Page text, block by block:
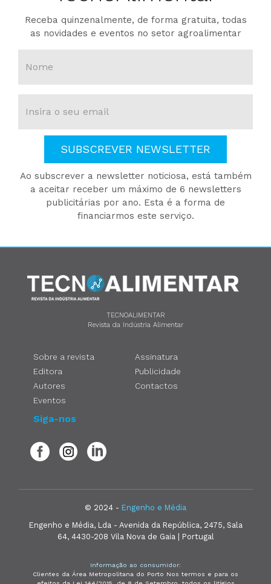
Receba quinzenalmente, de forma gratuita, todas
as novidades e eventos no setor agroalimentar
SUBSCREVER NEWSLETTER
Ao subscrever a newsletter noticiosa, está também
a aceitar receber um máximo de 6 newsletters
publicitárias por ano. Esta é a forma de
financiarmos este serviço.
TECNOALIMENTAR
Revista da Indústria Alimentar
Sobre a revista
Editora
Autores
Eventos
Assinatura
Publicidade
Contactos
Siga-nos
© 2024 - Engenho e Média
Engenho e Média, Lda - Avenida da República, 2475, Sala
64, 4430-208 Vila Nova de Gaia | Portugal
Informação ao consumidor:
Clientes da Área Metropolitana do Porto Nos termos e para os